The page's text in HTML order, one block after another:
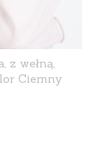
z wełną,
Ciemny